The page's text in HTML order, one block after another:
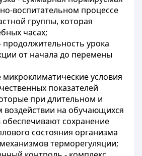
воспитательном процессе
группы, которая
часах;
продолжительность урока
от начала до перемены
условия
показателей
при длительном и
воздействии на обучающихся
обеспечивают сохранение
состояния организма
терморегуляции;